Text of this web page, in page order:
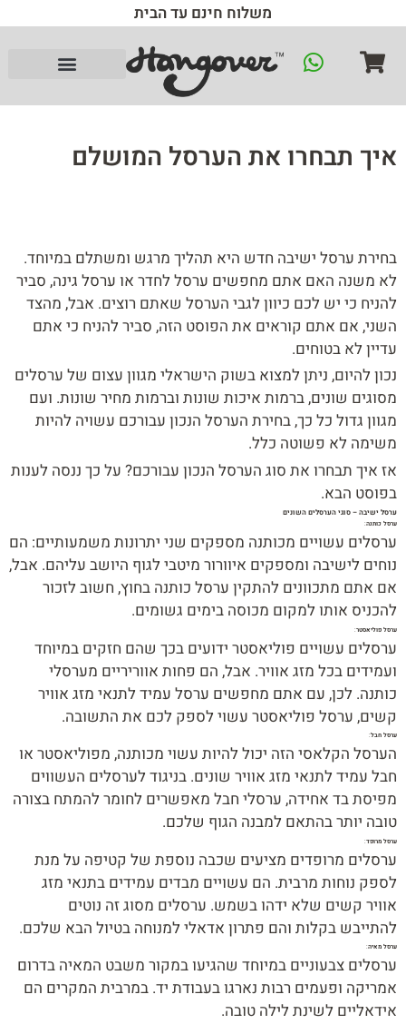
משלוח חינם עד הבית
איך תבחרו את הערסל המושלם
בחירת ערסל ישיבה חדש היא תהליך מרגש ומשתלם במיוחד.
לא משנה האם אתם מחפשים ערסל לחדר או ערסל גינה, סביר
להניח כי יש לכם כיוון לגבי הערסל שאתם רוצים. אבל, מהצד
השני, אם אתם קוראים את הפוסט הזה, סביר להניח כי אתם
עדיין לא בטוחים.
נכון להיום, ניתן למצוא בשוק הישראלי מגוון עצום של ערסלים
מסוגים שונים, ברמות איכות שונות וברמות מחיר שונות. ועם
מגוון גדול כל כך, בחירת הערסל הנכון עבורכם עשויה להיות
משימה לא פשוטה כלל.
אז איך תבחרו את סוג הערסל הנכון עבורכם? על כך ננסה לענות
בפוסט הבא.
ערסל ישיבה – סוגי הערסלים השונים
ערסל כותנה:
ערסלים עשויים מכותנה מספקים שני יתרונות משמעותיים: הם
נוחים לישיבה ומספקים איוורור מיטבי לגוף היושב עליהם. אבל,
אם אתם מתכוונים להתקין ערסל כותנה בחוץ, חשוב לזכור
להכניס אותו למקום מכוסה בימים גשומים.
ערסל פוליאסטר:
ערסלים עשויים פוליאסטר ידועים בכך שהם חזקים במיוחד
ועמידים בכל מזג אוויר. אבל, הם פחות אווריריים מערסלי
כותנה. לכן, עם אתם מחפשים ערסל עמיד לתנאי מזג אוויר
קשים, ערסל פוליאסטר עשוי לספק לכם את התשובה.
ערסל חבל:
הערסל הקלאסי הזה יכול להיות עשוי מכותנה, מפוליאסטר או
חבל עמיד לתנאי מזג אוויר שונים. בניגוד לערסלים העשווים
מפיסת בד אחידה, ערסלי חבל מאפשרים לחומר להמתח בצורה
טובה יותר בהתאם למבנה הגוף שלכם.
ערסל מרופד:
ערסלים מרופדים מציעים שכבה נוספת של קטיפה על מנת
לספק נוחות מרבית. הם עשויים מבדים עמידים בתנאי מזג
אוויר קשים שלא ידהו בשמש. ערסלים מסוג זה נוטים
להתייבש בקלות והם פתרון אדאלי למנוחה בטיול הבא שלכם.
ערסל מאיה:
ערסלים צבעוניים במיוחד שהגיעו במקור משבט המאיה בדרום
אמריקה ופעמים רבות נארגו בעבודת יד. במרבית המקרים הם
אידאליים לשינת לילה טובה.